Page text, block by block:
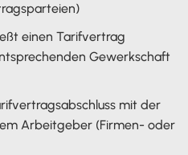
einen Tarifvertrag
Gewerkschaft
mit der
Arbeitgeber (Firmen- oder